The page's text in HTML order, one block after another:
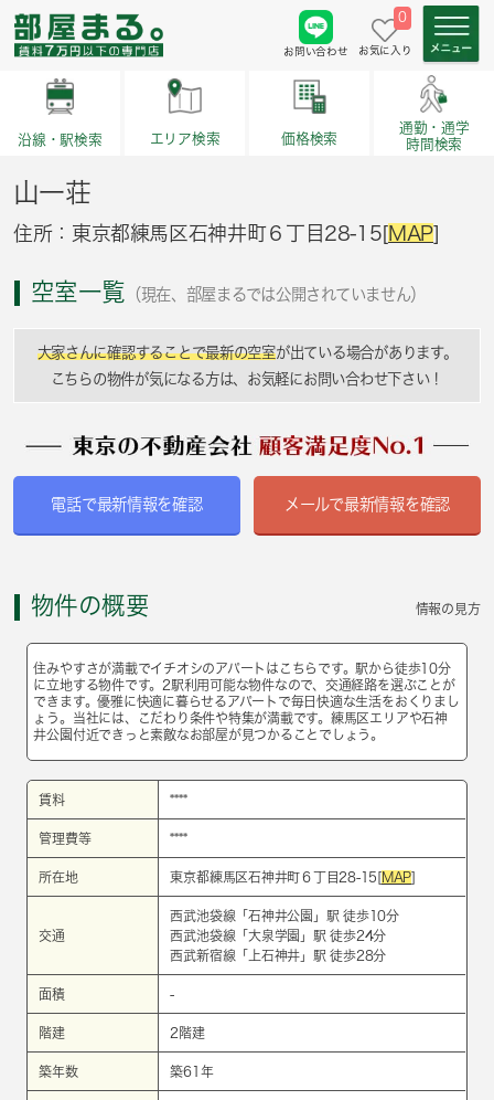
お問い合わせ
0
お気に入り
沿線・駅検索 エリア検索 価格検索
通勤・通学
時間検索
山一荘
住所：東京都練馬区石神井町６丁目28-15[MAP]
空室一覧 （現在、部屋まるでは公開されていません）
大家さんに確認することで最新の空室が出ている場合があります。
こちらの物件が気になる方は、お気軽にお問い合わせ下さい！
電話で最新情報を確認 メールで最新情報を確認
物件の概要 情報の見方
住みやすさが満載でイチオシのアパートはこちらです。駅から徒歩10分
に立地する物件です。2駅利用可能な物件なので、交通経路を選ぶことが
できます。優雅に快適に暮らせるアパートで毎日快適な生活をおくりまし
ょう。当社には、こだわり条件や特集が満載です。練馬区エリアや石神
井公園付近できっと素敵なお部屋が見つかることでしょう。
賃料 ****
管理費等 ****
所在地 東京都練馬区石神井町６丁目28-15[ MAP
交通
西武池袋線 「石神井公園 」駅 徒歩10分
西武池袋線 「大泉学園 」駅 徒歩24分
西武新宿線 「 上石神井 」駅 徒歩28分
面積 -
階建 2階建
築年数 築61年